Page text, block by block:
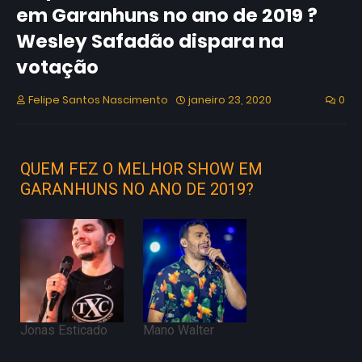
em Garanhuns no ano de 2019 ?
Wesley Safadão dispara na
votação
Felipe Santos Nascimento janeiro 23, 2020 0